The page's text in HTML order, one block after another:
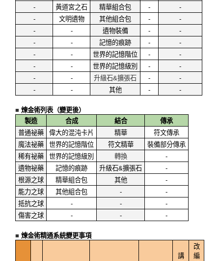
-
黃道宮之石 精華組合包 -
-
-
文明遺物 其他組合包 -
-
-
- 遺物裝備 -
-
-
- 記憶的痕跡 -
-
-
- 世界的記憶階位 -
-
-
- 世界的記憶級別 -
-
-
- 升級石&擴張石 -
-
-
- 其他 - -
■煉金術列表（變更後）
製造
合成 結合
傳承
普通祕藥
偉大的混沌卡片 精華
符文傳承
魔法祕藥
世界的記憶階位 符文精華
裝備部分傳承
稀有祕藥
世界的記憶級別 轉換
-
遺物祕藥
記憶的痕跡 升級石&擴張石
-
根源之球
精華組合包 其他
-
能力之球
其他組合包 -
-
抵抗之球
- -
-
傷害之球
- - -
■煉金術精通系統變更事項
講
改
編